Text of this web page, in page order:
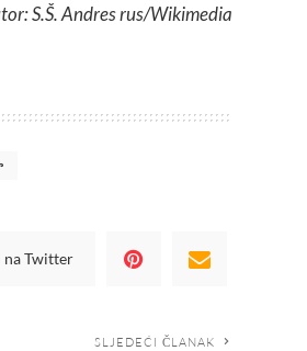
S.Š. Andres rus/Wikimedia
na Twitter
SLJEDEĆI ČLANAK